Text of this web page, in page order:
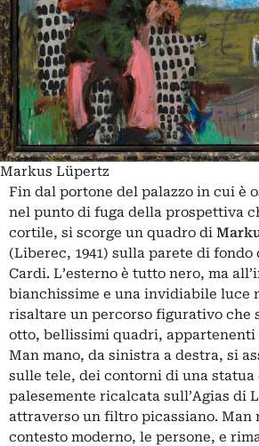
Markus Lüpertz
Fin dal portone del palazzo in cui è
nel punto di fuga della prospettiva
cortile, si scorge un quadro di
(Liberec, 1941) sulla parete di fondo
Cardi. L’esterno è tutto nero, ma
bianchissime e una invidiabile luce
risaltare un percorso figurativo che
otto, bellissimi quadri, appartenenti
Man mano, da sinistra a destra, si
sulle tele, dei contorni di una statua
palesemente ricalcata sull’Agias di
attraverso un filtro picassiano. Man
contesto moderno, le persone, e